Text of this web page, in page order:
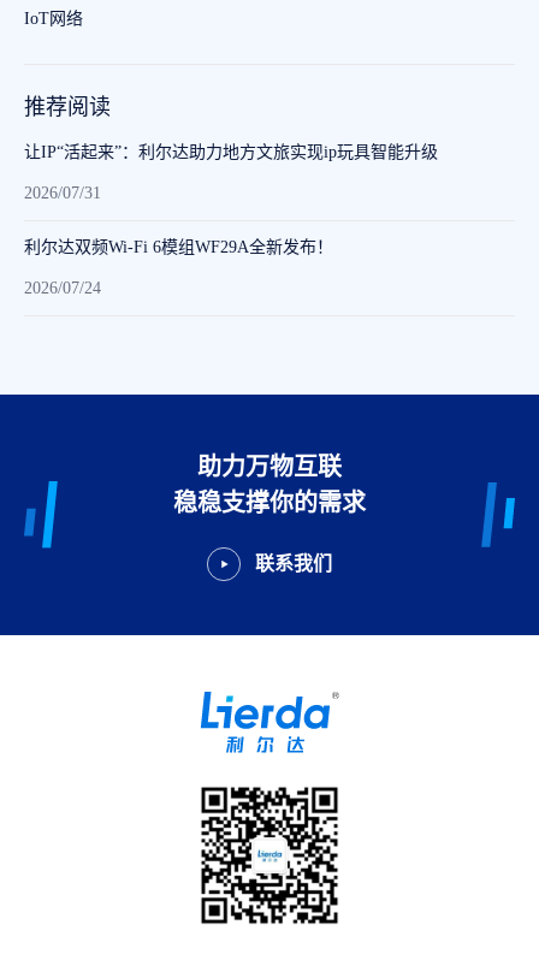
IoT网络
推荐阅读
让IP“活起来”：利尔达助力地方文旅实现ip玩具智能升级
2026/07/31
利尔达双频Wi-Fi 6模组WF29A全新发布！
2026/07/24
助力万物互联
稳稳支撑你的需求
联系我们